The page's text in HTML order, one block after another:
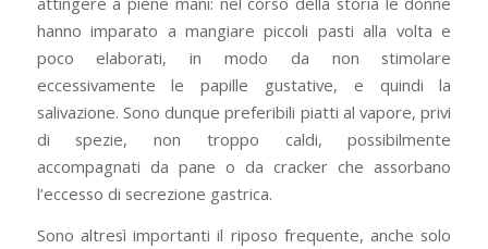
hanno imparato a mangiare piccoli pasti alla volta e
poco elaborati, in modo da non stimolare
eccessivamente le papille gustative, e quindi la
salivazione. Sono dunque preferibili piatti al vapore, privi
di spezie, non troppo caldi, possibilmente
accompagnati da pane o da cracker che assorbano
l’eccesso di secrezione gastrica.
Sono altresì importanti il riposo frequente, anche solo